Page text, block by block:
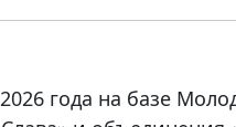
года на базе